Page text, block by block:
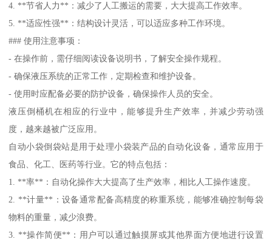
4. **节省人力**：减少了人工搬运的需要，大大提高工作效率。
5. **适应性强**：结构设计灵活，可以适应多种工作环境。
### 使用注意事项：
- 在操作前，需仔细阅读设备说明书，了解安全操作规程。
- 确保液压系统的正常工作，定期检查和维护设备。
- 使用时应配备必要的防护设备，确保操作人员的安全。
液压倒桶机在相应的行业中，能够提升生产效率，并减少劳动强
度，越来越被广泛应用。
自动小袋倒袋站是用于处理小袋装产品的自动化设备，通常应用于
食品、化工、医药等行业。它的特点包括：
1. **率**：自动化操作大大提高了生产效率，相比人工操作速度。
2. **计量**：设备通常配备高精度的称重系统，能够准确控制每袋
物料的重量，减少浪费。
3. **操作简便**：用户可以通过触摸屏或其他界面方便地进行设置